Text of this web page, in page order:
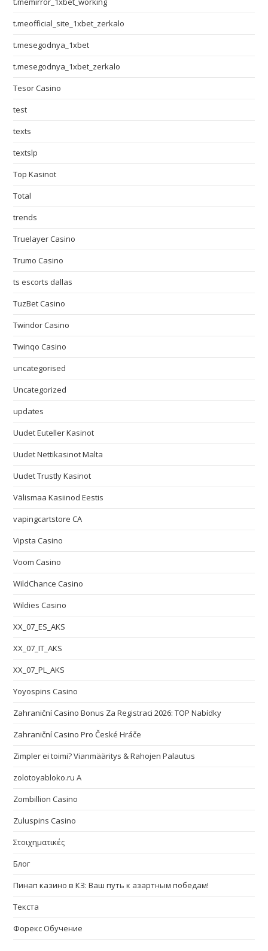
t.meofficial_site_1xbet_zerkalo
t.mesegodnya_1xbet
t.mesegodnya_1xbet_zerkalo
Tesor Casino
test
texts
textslp
Top Kasinot
Total
trends
Truelayer Casino
Trumo Casino
ts escorts dallas
TuzBet Casino
Twindor Casino
Twinqo Casino
uncategorised
Uncategorized
updates
Uudet Euteller Kasinot
Uudet Nettikasinot Malta
Uudet Trustly Kasinot
Välismaa Kasiinod Eestis
vapingcartstore CA
Vipsta Casino
Voom Casino
WildChance Casino
Wildies Casino
XX_07_ES_AKS
XX_07_IT_AKS
XX_07_PL_AKS
Yoyospins Casino
Zahraniční Casino Bonus Za Registraci 2026: TOP Nabídky
Zahraniční Casino Pro České Hráče
Zimpler ei toimi? Vianmääritys & Rahojen Palautus
zolotoyabloko.ru A
Zombillion Casino
Zuluspins Casino
Στοιχηματικές
Блог
Пинап казино в КЗ: Ваш путь к азартным победам!
Текста
Форекс Обучение